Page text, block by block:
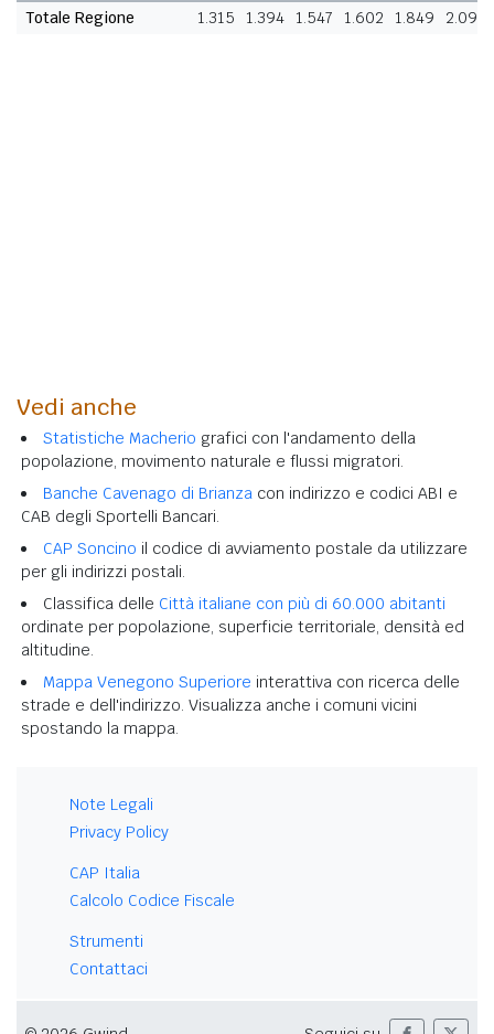
Totale Regione
1.315 1.394 1.547 1.602 1.849 2.095
Vedi anche
Statistiche Macherio grafici con l'andamento della
popolazione, movimento naturale e flussi migratori.
Banche Cavenago di Brianza con indirizzo e codici ABI e
CAB degli Sportelli Bancari.
CAP Soncino il codice di avviamento postale da utilizzare
per gli indirizzi postali.
Classifica delle Città italiane con più di 60.000 abitanti
ordinate per popolazione, superficie territoriale, densità ed
altitudine.
Mappa Venegono Superiore interattiva con ricerca delle
strade e dell'indirizzo. Visualizza anche i comuni vicini
spostando la mappa.
Note Legali
Privacy Policy
CAP Italia
Calcolo Codice Fiscale
Strumenti
Contattaci